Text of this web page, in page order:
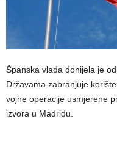
Španska vlada donijela je
Državama zabranjuje
vojne operacije usmjerene
izvora u Madridu.